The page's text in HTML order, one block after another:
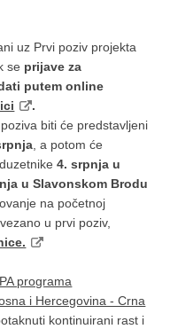
uz Prvi poziv projekta
se prijave za
putem online
.
biti će predstavljeni
, a potom će
4. srpnja u
u Slavonskom Brodu
na početnoj
u prvi poziv,
programa
i Hercegovina - Crna
kontinuirani rast i